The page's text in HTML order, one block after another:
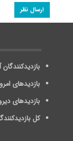
بازدیدکنندگان
بازدیدهای
بازدیدهای
کل